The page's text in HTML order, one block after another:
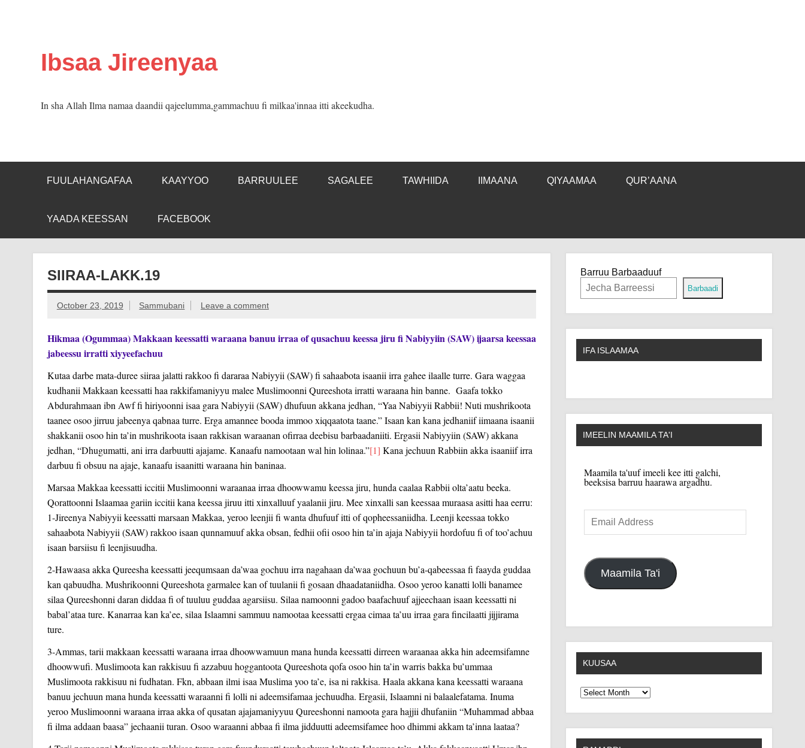
Ibsaa Jireenyaa
In sha Allah Ilma namaa daandii qajeelumma,gammachuu fi milkaa'innaa itti akeekudha.
FUULAHANGAFAA KAAYYOO BARRUULEE SAGALEE TAWHIIDA IIMAANA QIYAAMAA QUR’AANA
YAADA KEESSAN FACEBOOK
SIIRAA-LAKK.19
October 23, 2019 Sammubani Leave a comment
Hikmaa (Ogummaa) Makkaan keessatti waraana banuu irraa of qusachuu keessa jiru fi Nabiyyiin (SAW) ijaarsa keessaa
jabeessu irratti xiyyeefachuu
Kutaa darbe mata-duree siiraa jalatti rakkoo fi dararaa Nabiyyii (SAW) fi sahaabota isaanii irra gahee ilaalle turre. Gara waggaa
kudhanii Makkaan keessatti haa rakkifamaniyyu malee Muslimoonni Qureeshota irratti waraana hin banne. Gaafa tokko
Abdurahmaan ibn Awf fi hiriyoonni isaa gara Nabiyyii (SAW) dhufuun akkana jedhan, “Yaa Nabiyyii Rabbii! Nuti mushrikoota
taanee osoo jirruu jabeenya qabnaa turre. Erga amannee booda immoo xiqqaatota taane.” Isaan kan kana jedhaniif iimaana isaanii
shakkanii osoo hin ta’in mushrikoota isaan rakkisan waraanan ofirraa deebisu barbaadaniiti. Ergasii Nabiyyiin (SAW) akkana
jedhan, “Dhugumatti, ani irra darbuutti ajajame. Kanaafu namootaan wal hin lolinaa.”[1] Kana jechuun Rabbiin akka isaaniif irra
darbuu fi obsuu na ajaje, kanaafu isaanitti waraana hin baninaa.
Marsaa Makkaa keessatti iccitii Muslimoonni waraanaa irraa dhoowwamu keessa jiru, hunda caalaa Rabbii olta’aatu beeka.
Qorattoonni Islaamaa gariin iccitii kana keessa jiruu itti xinxalluuf yaalanii jiru. Mee xinxalli san keessaa muraasa asitti haa eerru:
1-Jireenya Nabiyyii keessatti marsaan Makkaa, yeroo leenjii fi wanta dhufuuf itti of qopheessaniidha. Leenji keessaa tokko
sahaabota Nabiyyii (SAW) rakkoo isaan qunnamuuf akka obsan, fedhii ofii osoo hin ta’in ajaja Nabiyyii hordofuu fi of too’achuu
isaan barsiisu fi leenjisuudha.
2-Hawaasa akka Qureesha keessatti jeequmsaan da’waa gochuu irra nagahaan da’waa gochuun bu’a-qabeessaa fi faayda guddaa
kan qabuudha. Mushrikoonni Qureeshota garmalee kan of tuulanii fi gosaan dhaadataniidha. Osoo yeroo kanatti lolli banamee
silaa Qureeshonni daran diddaa fi of tuuluu guddaa agarsiisu. Silaa namoonni gadoo baafachuuf ajjeechaan isaan keessatti ni
babal’ataa ture. Kanarraa kan ka’ee, silaa Islaamni sammuu namootaa keessatti ergaa cimaa ta’uu irraa gara fincilaatti jijjirama
ture.
3-Ammas, tarii makkaan keessatti waraana irraa dhoowwamuun mana hunda keessatti dirreen waraanaa akka hin adeemsifamne
dhoowwufi. Muslimoota kan rakkisuu fi azzabuu hoggantoota Qureeshota qofa osoo hin ta’in warris bakka bu’ummaa
Muslimoota rakkisuu ni fudhatan. Fkn, abbaan ilmi isaa Muslima yoo ta’e, isa ni rakkisa. Haala akkana kana keessatti waraana
banuu jechuun mana hunda keessatti waraanni fi lolli ni adeemsifamaa jechuudha. Ergasii, Islaamni ni balaalefatama. Inuma
yeroo Muslimoonni waraana irraa akka of qusatan ajajamaniyyuu Qureeshonni namoota gara hajjii dhufaniin “Muhammad abbaa
fi ilma addaan baasa” jechaanii turan. Osoo waraanni abbaa fi ilma jidduutti adeemsifamee hoo dhimmi akkam ta’inna laataa?
Barruu Barbaaduuf
Barbaadi
IFA ISLAAMAA
IMEELIN MAAMILA TA'I
Maamila ta'uuf imeeli kee itti galchi,
beeksisa barruu haarawa argadhu.
Email
Address
Maamila Ta'i
KUUSAA
Kuusaa